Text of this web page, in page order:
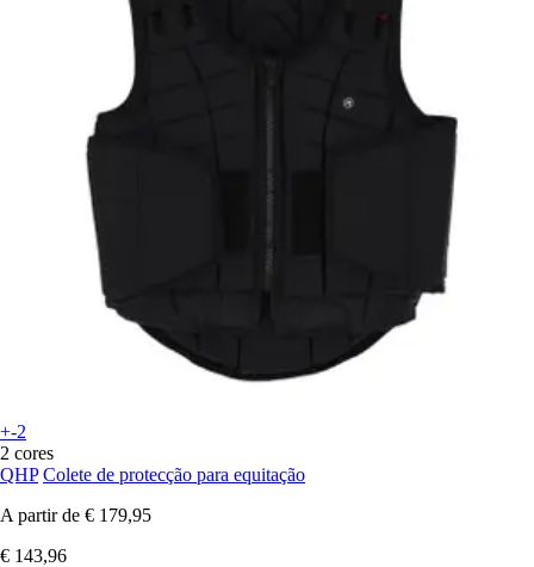
+-2
2 cores
QHP Colete de protecção para equitação
A partir de € 179,95
€ 143,96